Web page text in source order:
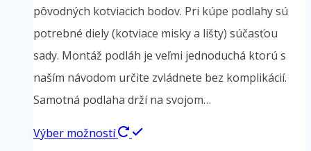
pôvodných kotviacich bodov. Pri kúpe podlahy sú
potrebné diely (kotviace misky a lišty) súčasťou
sady. Montáž podláh je veľmi jednoduchá ktorú s
naším návodom určite zvládnete bez komplikácií.
Samotná podlaha drží na svojom…
Výber možností
Tento